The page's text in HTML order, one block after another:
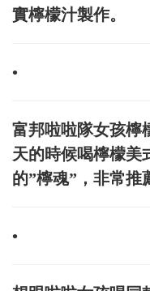
實檸檬汁製作。
•
富邦啦啦隊女孩檸
天的時候喝檸檬美
的”檸魂”，非常推
•